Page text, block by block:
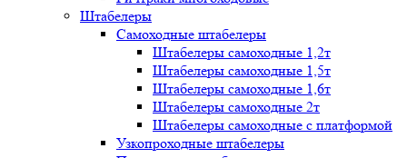
Штабелеры
Самоходные штабелеры
Штабелеры самоходные 1,2т
Штабелеры самоходные 1,5т
Штабелеры самоходные 1,6т
Штабелеры самоходные 2т
Штабелеры самоходные с платформой
Узкопроходные штабелеры